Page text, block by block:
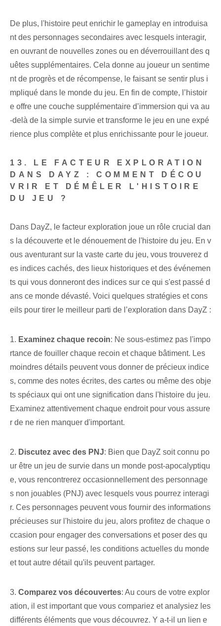
De plus, l'histoire peut enrichir le gameplay en introduisa
nt des personnages secondaires avec lesquels interagir,
en ouvrant de nouvelles zones ou en déverrouillant des q
uêtes supplémentaires. Cela donne au joueur un sentime
nt de progrès et de récompense, le faisant se sentir plus i
mpliqué dans le monde du jeu. En fin de compte, l’histoir
e offre une couche supplémentaire d’immersion qui va au
-delà de la simple survie et transforme le jeu en une expé
rience plus complète et plus enrichissante pour le joueur.
13. LE FACTEUR EXPLORATION
DANS DAYZ : COMMENT DÉCOU
VRIR ET DÉMÊLER L'HISTOIRE
DU JEU ?
Dans DayZ, le facteur exploration joue un rôle crucial dan
s la découverte et le dénouement de l'histoire du jeu. En v
ous aventurant sur la vaste carte du jeu, vous trouverez d
es indices cachés, des lieux historiques et des événemen
ts qui vous donneront des indices sur ce qui s'est passé d
ans ce monde dévasté. Voici quelques stratégies et cons
eils pour tirer le meilleur parti de l’exploration dans DayZ :
1. Examinez chaque recoin: Ne sous-estimez pas l'impo
rtance de fouiller chaque recoin et chaque bâtiment. Les
moindres détails peuvent vous donner de précieux indice
s, comme des notes écrites, des cartes ou même des obje
ts spéciaux qui ont une signification dans l'histoire du jeu.
Examinez attentivement chaque endroit pour vous assure
r de ne rien manquer d'important.
2. Discutez avec des PNJ: Bien que DayZ soit connu po
ur être un jeu de survie dans un monde post-apocalyptiqu
e, vous rencontrerez occasionnellement des personnage
s non jouables (PNJ) avec lesquels vous pourrez interagi
r. Ces personnages peuvent vous fournir des informations
précieuses sur l'histoire du jeu, alors profitez de chaque o
ccasion pour engager des conversations et poser des qu
estions sur leur passé, les conditions actuelles du monde
et tout autre détail qu'ils peuvent partager.
3. Comparez vos découvertes: Au cours de votre explor
ation, il est important que vous compariez et analysiez les
différents éléments que vous découvrez. Y a-t-il un lien e